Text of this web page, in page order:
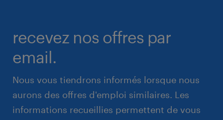
recevez nos offres par
email.
Nous vous tiendrons informés lorsque nous
aurons des offres d'emploi similaires. Les
informations recueillies permettent de vous